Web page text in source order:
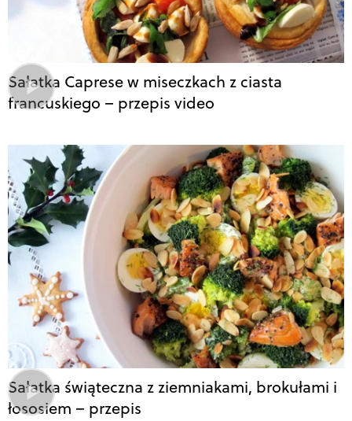
Sałatka Caprese w miseczkach z ciasta
francuskiego – przepis video
Sałatka świąteczna z ziemniakami, brokułami i
łososiem – przepis